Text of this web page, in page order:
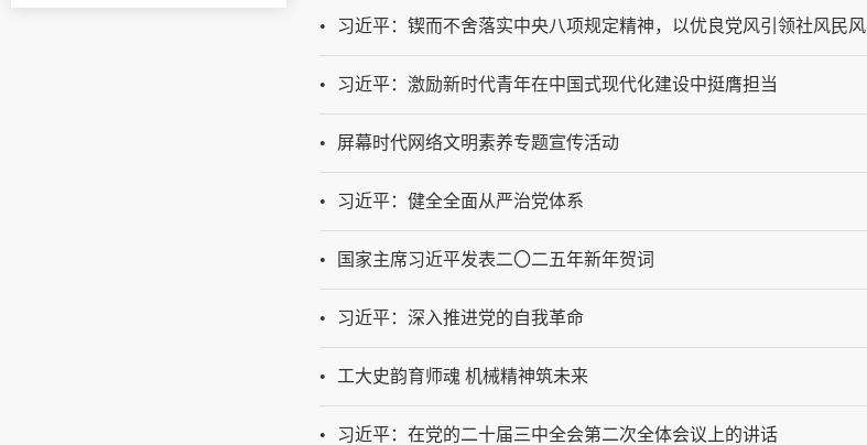
习近平：锲而不舍落实中央八项规定精神，以优良党风引领社风民风
习近平：激励新时代青年在中国式现代化建设中挺膺担当
屏幕时代网络文明素养专题宣传活动
习近平：健全全面从严治党体系
国家主席习近平发表二〇二五年新年贺词
习近平：深入推进党的自我革命
工大史韵育师魂 机械精神筑未来
习近平：在党的二十届三中全会第二次全体会议上的讲话